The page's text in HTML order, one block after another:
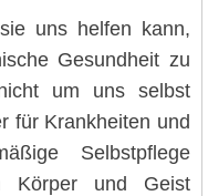
uns helfen kann,
Gesundheit zu
um uns selbst
für Krankheiten und
Selbstpflege
Körper und Geist